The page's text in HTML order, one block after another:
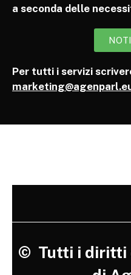
a seconda delle
Per tutti i servizi
© Tutti i diritti